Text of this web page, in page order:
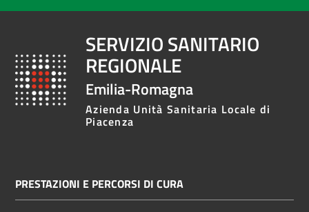
SERVIZIO SANITARIO
REGIONALE
Emilia-Romagna
Azienda Unità Sanitaria Locale di
Piacenza
PRESTAZIONI E PERCORSI DI CURA